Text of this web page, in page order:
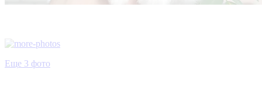
Еще 3 фото